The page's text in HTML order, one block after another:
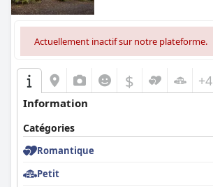
Actuellement inactif sur notre plateforme.
$ +4
Information
Catégories
Romantique
Petit